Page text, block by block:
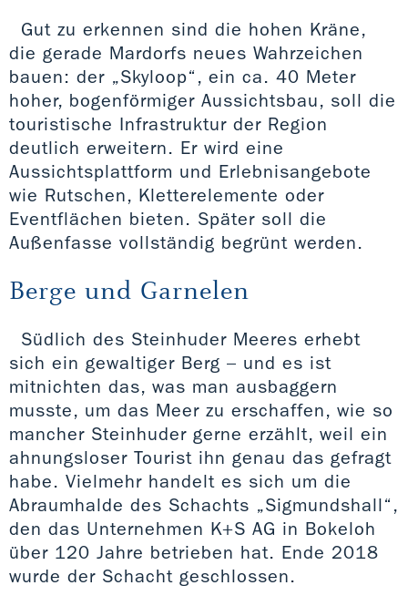
Gut zu erkennen sind die hohen Kräne,
die gerade Mardorfs neues Wahrzeichen
bauen: der „Skyloop“, ein ca. 40 Meter
hoher, bogenförmiger Aussichtsbau, soll die
touristische Infrastruktur der Region
deutlich erweitern. Er wird eine
Aussichtsplattform und Erlebnisangebote
wie Rutschen, Kletterelemente oder
Eventflächen bieten. Später soll die
Außenfasse vollständig begrünt werden.
Berge und Garnelen
Südlich des Steinhuder Meeres erhebt
sich ein gewaltiger Berg – und es ist
mitnichten das, was man ausbaggern
musste, um das Meer zu erschaffen, wie so
mancher Steinhuder gerne erzählt, weil ein
ahnungsloser Tourist ihn genau das gefragt
habe. Vielmehr handelt es sich um die
Abraumhalde des Schachts „Sigmundshall“,
den das Unternehmen K+S AG in Bokeloh
über 120 Jahre betrieben hat. Ende 2018
wurde der Schacht geschlossen.